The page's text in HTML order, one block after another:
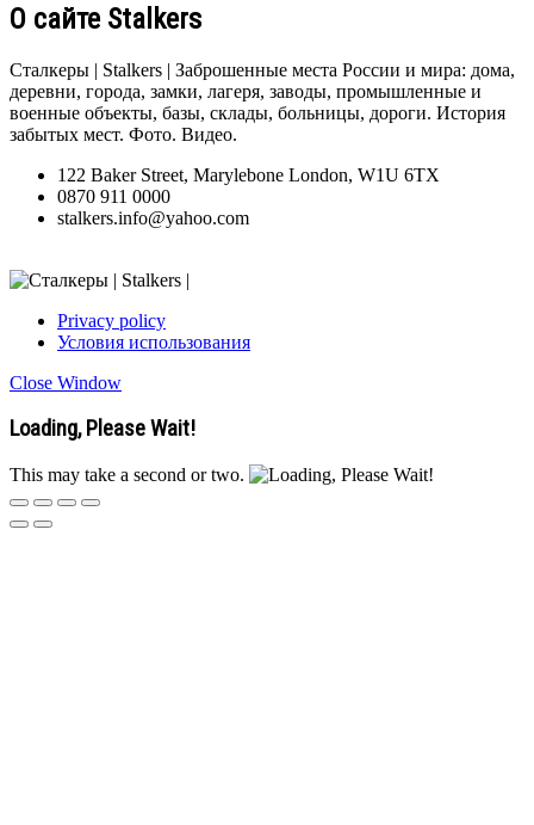
О сайте Stalkers
Сталкеры | Stalkers | Заброшенные места России и мира: дома,
деревни, города, замки, лагеря, заводы, промышленные и
военные объекты, базы, склады, больницы, дороги. История
забытых мест. Фото. Видео.
122 Baker Street, Marylebone London, W1U 6TX
0870 911 0000
stalkers.info@yahoo.com
Privacy policy
Условия использования
Close Window
Loading, Please Wait!
This may take a second or two.